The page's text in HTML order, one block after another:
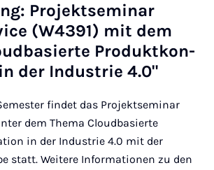
Pro­jekt­sem­in­ar
(W4391) mit dem
Produk­tkon­
der In­dus­trie 4.0"
findet das Projektseminar
dem Thema Cloudbasierte
in der Industrie 4.0 mit der
statt. Weitere Informationen zu den